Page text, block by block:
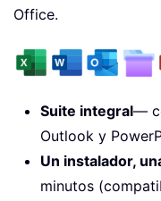
Office.
Suite integral—
Outlook y
Un instalador,
minutos